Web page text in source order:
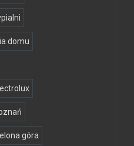
domu
góra